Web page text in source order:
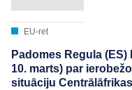
EU-ret
Padomes Regula (ES)
10. marts) par
situāciju